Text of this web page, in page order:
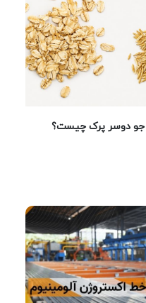
دوسر پرک چیست؟